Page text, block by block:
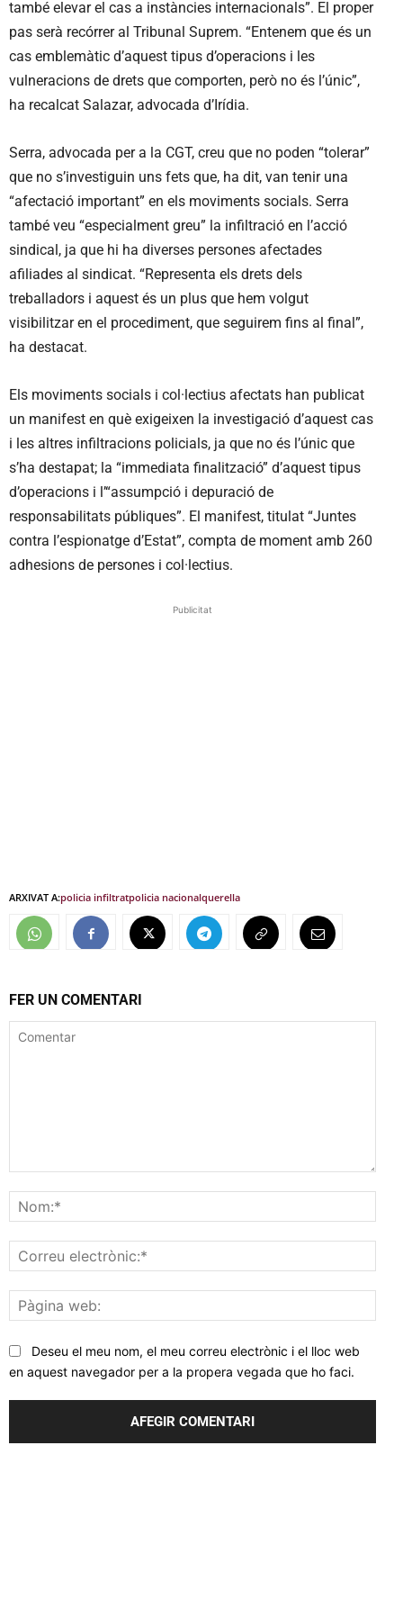
també elevar el cas a instàncies internacionals”. El proper
pas serà recórrer al Tribunal Suprem. “Entenem que és un
cas emblemàtic d’aquest tipus d’operacions i les
vulneracions de drets que comporten, però no és l’únic”,
ha recalcat Salazar, advocada d’Irídia.
Serra, advocada per a la CGT, creu que no poden “tolerar”
que no s’investiguin uns fets que, ha dit, van tenir una
“afectació important” en els moviments socials. Serra
també veu “especialment greu” la infiltració en l’acció
sindical, ja que hi ha diverses persones afectades
afiliades al sindicat. “Representa els drets dels
treballadors i aquest és un plus que hem volgut
visibilitzar en el procediment, que seguirem fins al final”,
ha destacat.
Els moviments socials i col·lectius afectats han publicat
un manifest en què exigeixen la investigació d’aquest cas
i les altres infiltracions policials, ja que no és l’únic que
s’ha destapat; la “immediata finalització” d’aquest tipus
d’operacions i l’“assumpció i depuració de
responsabilitats públiques”. El manifest, titulat “Juntes
contra l’espionatge d’Estat”, compta de moment amb 260
adhesions de persones i col·lectius.
Publicitat
ARXIVAT A:policia infiltratpolicia nacionalquerella
FER UN COMENTARI
web:
Deseu el meu nom, el meu correu electrònic i el lloc web
en aquest navegador per a la propera vegada que ho faci.